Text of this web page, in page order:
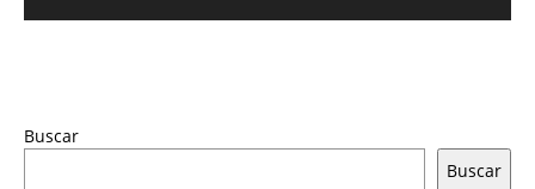
Buscar
Buscar